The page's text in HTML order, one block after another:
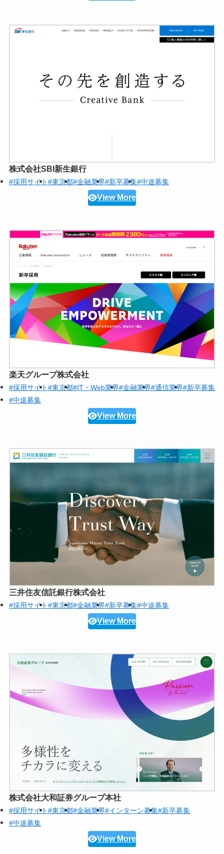
株式会社SBI新生銀行
#採用サイト#東京都#金融業界#新卒募集#中途募集
View More
楽天グループ株式会社
#採用サイト#東京都#IT・Web業界#金融業界#通信業界#新卒募集
#中途募集
View More
三井住友信託銀行株式会社
#採用サイト#東京都#金融業界#新卒募集#中途募集
View More
株式会社大和証券グループ本社
#採用サイト#東京都#金融業界#インターン募集#新卒募集
#中途募集
View More